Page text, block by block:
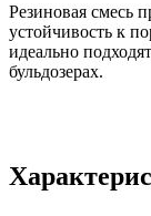
Резиновая смесь
устойчивость к
идеально
бульдозерах.